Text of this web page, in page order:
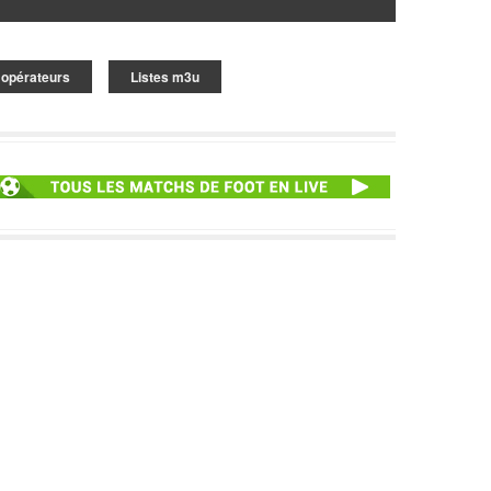
Listes m3u